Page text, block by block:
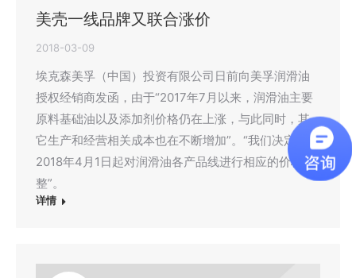
美壳一线品牌又联合涨价
2018-03-09
埃克森美孚（中国）投资有限公司日前向美孚润滑油
授权经销商发函，由于“2017年7月以来，润滑油主要
原料基础油以及添加剂价格仍在上涨，与此同时，其
它生产和经营相关成本也在不断增加”。“我们决定从
2018年4月1日起对润滑油各产品线进行相应的价格调
整”。
详情